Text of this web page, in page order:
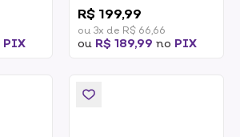
PIX
R$ 199,99
ou 3x de R$ 66,66
ou R$ 189,99 no PIX